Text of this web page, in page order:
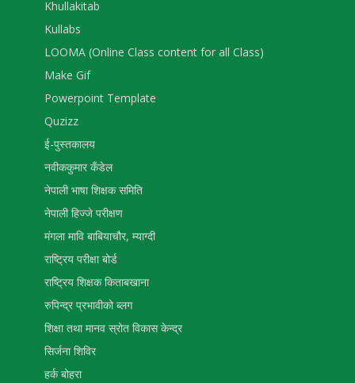
Khullakitab
Kullabs
LOOMA (Online Class content for all Class)
Make Gif
Powerpoint Template
Quzizz
ई-पुस्तकालय
नवीककुमार कँडेल
नेपाली भाषा शिक्षक समिति
नेपाली हिज्जे परीक्षण
मंगला मावि बाबियाचौर, म्याग्दी
राष्ट्रिय परीक्षा बोर्ड
राष्ट्रिय शिक्षक किताबखाना
रुपिन्द्र प्रभावीको ब्लग
शिक्षा तथा मानव स्रोत विकास केन्द्र
सिर्जना शिविर
हर्क बोहरा